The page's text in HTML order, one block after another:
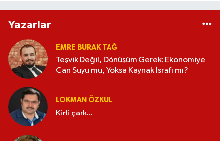
Yazarlar
EMRE BURAK TAĞ
Teşvik Değil, Dönüşüm Gerek: Ekonomiye
Can Suyu mu, Yoksa Kaynak İsrafı mı?
LOKMAN ÖZKUL
Kirli çark...